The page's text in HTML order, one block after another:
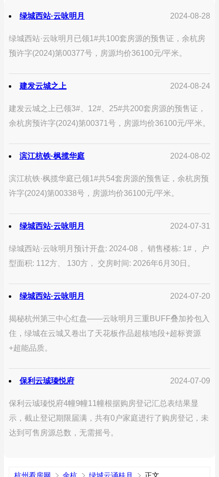
绿城西站·云咏明月 2024-08-28
绿城西站·云咏明月已领1#共100套房源的预售证，余杭房
预许字(2024)第00377号，房源均价36100元/平米。
建发云城之上 2024-08-24
建发云城之上已领3#、12#、25#共200套房源的预售证，
余杭房预许字(2024)第00371号，房源均价36100元/平米。
滨江杭铁·枫揽华庭 2024-08-02
滨江杭铁·枫揽华庭已领1#共54套房源的预售证，余杭房预
许字(2024)第00338号，房源均价36100元/平米。
绿城西站·云咏明月 2024-07-31
绿城西站·云咏明月预计开盘: 2024-08， 销售楼栋: 1#， 户
型面积: 112方、 130方， 交房时间: 2026年6月30日。
绿城西站·云咏明月 2024-07-20
揭秘杭州第三中心红盘——云咏明月三重BUFF叠加拎包入
住，绿城在云城又卷出了天花板作品超核地段+超标资源
+超能品质。
保利云珹瑧悦府 2024-07-09
保利云珹瑧悦府4幢9幢11幢根据购房登记汇总表结果显
示，截止登记期限届满，共有0户家庭进行了购房登记，未
达到可售房源总数，无需摇号。
杭州看房网 余杭 绿城云诵桂月 正文